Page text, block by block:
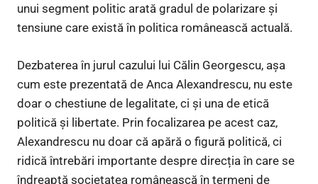
unui segment politic arată gradul de polarizare și
tensiune care există în politica românească actuală.
Dezbaterea în jurul cazului lui Călin Georgescu, așa
cum este prezentată de Anca Alexandrescu, nu este
doar o chestiune de legalitate, ci și una de etică
politică și libertate. Prin focalizarea pe acest caz,
Alexandrescu nu doar că apără o figură politică, ci
ridică întrebări importante despre direcția în care se
îndreaptă societatea românească în termeni de